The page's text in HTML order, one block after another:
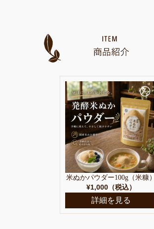
米ぬかパウダー100g（米糠）
¥1,000（税込）
詳細を見る